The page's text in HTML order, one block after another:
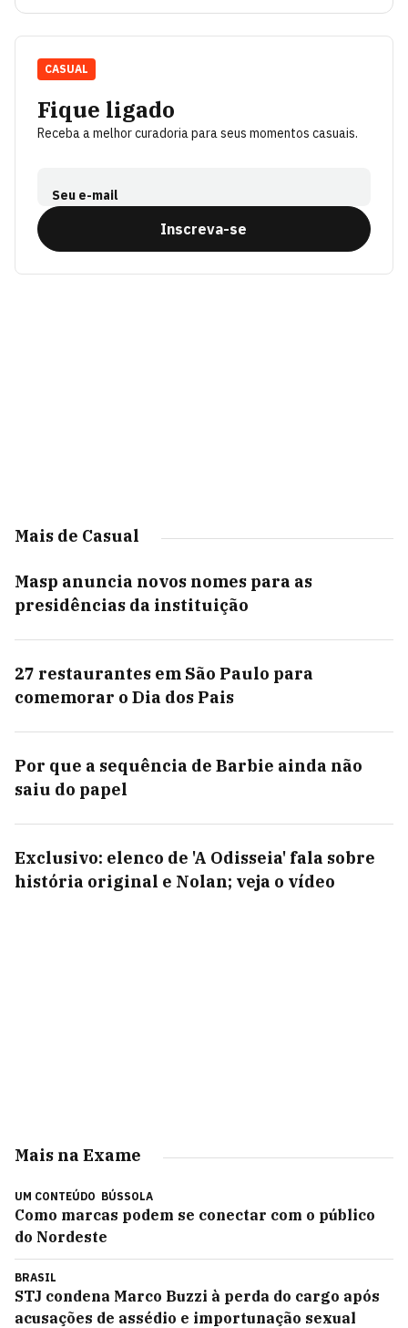
Fique ligado
Receba a melhor curadoria para seus momentos casuais.
Seu e-mail
Inscreva-se
CASUAL
Mais de Casual
Masp anuncia novos nomes para as
presidências da instituição
27 restaurantes em São Paulo para
comemorar o Dia dos Pais
Por que a sequência de Barbie ainda não
saiu do papel
Exclusivo: elenco de 'A Odisseia' fala sobre
história original e Nolan; veja o vídeo
Mais na Exame
UM CONTEÚDO BÚSSOLA
Como marcas podem se conectar com o público
do Nordeste
BRASIL
STJ condena Marco Buzzi à perda do cargo após
acusações de assédio e importunação sexual